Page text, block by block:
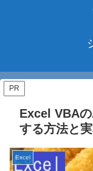
PR
Excel VBA
する方法と
Excel